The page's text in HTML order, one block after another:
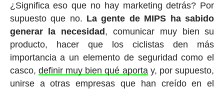
¿Significa eso que no hay marketing detrás? Por
supuesto que no. La gente de MIPS ha sabido
generar la necesidad , comunicar muy bien su
producto, hacer que los ciclistas den más
importancia a un elemento de seguridad como el
casco, definir muy bien qué aportay, por supuesto,
unirse a otras empresas que han creído en el